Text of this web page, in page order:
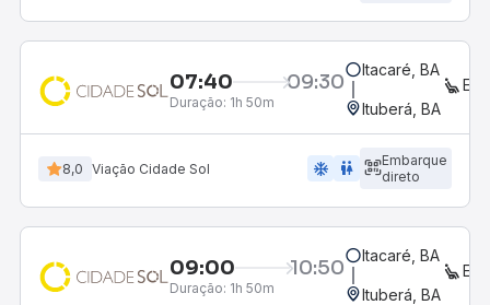
07:40 09:30
Duração: 1h 50m
Itacaré, BA
Ituberá, BA
8,0 Viação Cidade Sol ac_unit wc
Embarque
direto
09:00 10:50
Duração: 1h 50m
Itacaré, BA
Ituberá, BA